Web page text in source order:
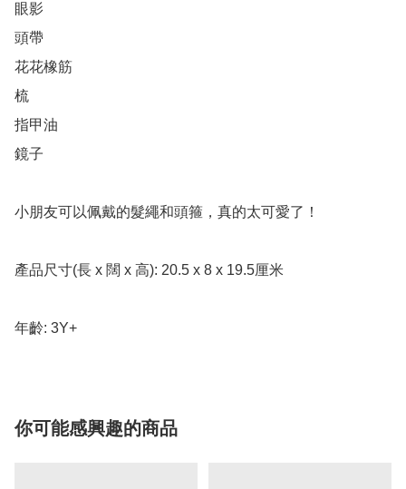
眼影
頭帶
花花橡筋
梳
指甲油
鏡子
小朋友可以佩戴的髮繩和頭箍，真的太可愛了！
產品尺寸(長 x 闊 x 高): 20.5 x 8 x 19.5厘米
年齡: 3Y+
你可能感興趣的商品